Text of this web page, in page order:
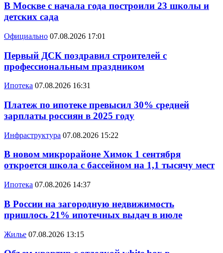
В Москве с начала года построили 23 школы и
детских сада
Официально 07.08.2026 17:01
Первый ДСК поздравил строителей с
профессиональным праздником
Ипотека 07.08.2026 16:31
Платеж по ипотеке превысил 30% средней
зарплаты россиян в 2025 году
Инфраструктура 07.08.2026 15:22
В новом микрорайоне Химок 1 сентября
откроется школа с бассейном на 1,1 тысячу мест
Ипотека 07.08.2026 14:37
В России на загородную недвижимость
пришлось 21% ипотечных выдач в июле
Жилье 07.08.2026 13:15